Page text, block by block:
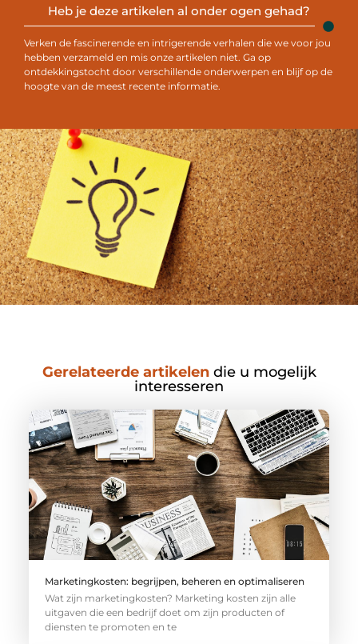
Heb je deze artikelen al onder ogen gehad?
Verken de fascinerende en intrigerende verhalen die we voor jou
hebben verzameld en mis onze artikelen niet. Ga op
ontdekkingstocht door verschillende onderwerpen en blijf op de
hoogte van de meest recente informatie.
Gerelateerde artikelendie u mogelijk
interesseren
Marketingkosten: begrijpen, beheren en optimaliseren
Wat zijn marketingkosten? Marketing kosten zijn alle
uitgaven die een bedrijf doet om zijn producten of
diensten te promoten en te